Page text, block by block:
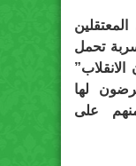
تحمل
لها
والتى دعت 202 منهم على